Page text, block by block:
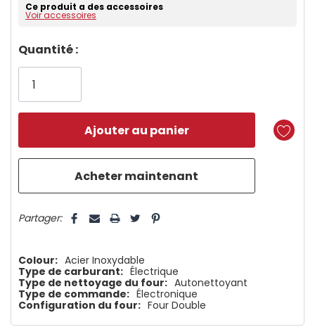
Ce produit a des accessoires
Voir accessoires
Dépêchez-
vous!
plus
Quantité :
Partager:
Colour: Acier Inoxydable
Type de carburant: Électrique
Type de nettoyage du four: Autonettoyant
Type de commande: Électronique
Configuration du four: Four Double